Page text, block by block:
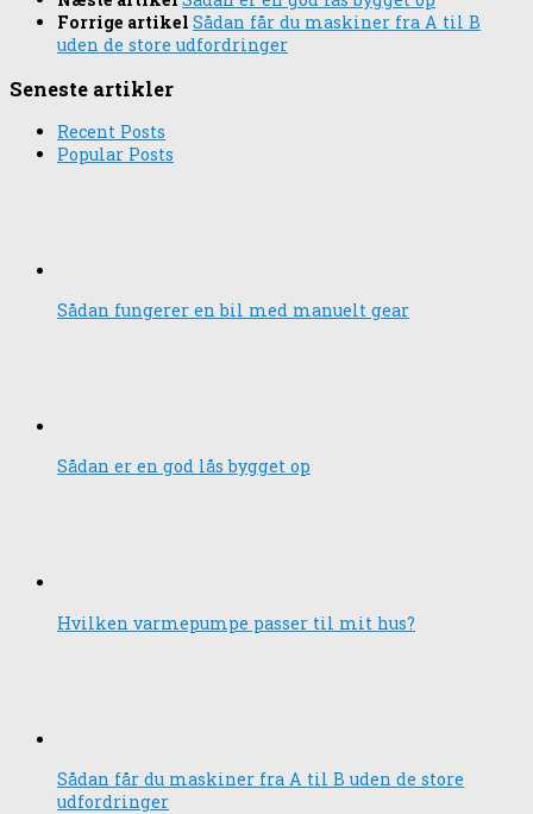
Forrige artikel Sådan får du maskiner fra A til B
uden de store udfordringer
Seneste artikler
Recent Posts
Popular Posts
Sådan fungerer en bil med manuelt gear
Sådan er en god lås bygget op
Hvilken varmepumpe passer til mit hus?
Sådan får du maskiner fra A til B uden de store
udfordringer